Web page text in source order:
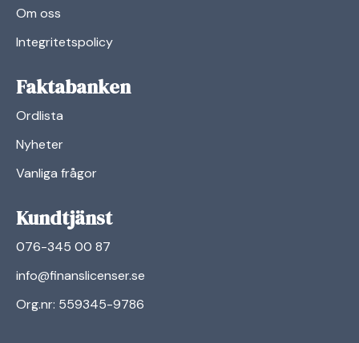
Om oss
Integritetspolicy
Faktabanken
Ordlista
Nyheter
Vanliga frågor
Kundtjänst
076-345 00 87
info@finanslicenser.se
Org.nr: 559345-9786